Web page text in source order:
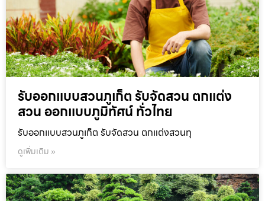
รับออกแบบสวนภูเก็ต รับจัดสวน ตกแต่ง
สวน ออกแบบภูมิทัศน์ ทั่วไทย
รับออกแบบสวนภูเก็ต รับจัดสวน ตกแต่งสวนทุ
ดูเพิ่มเติม »